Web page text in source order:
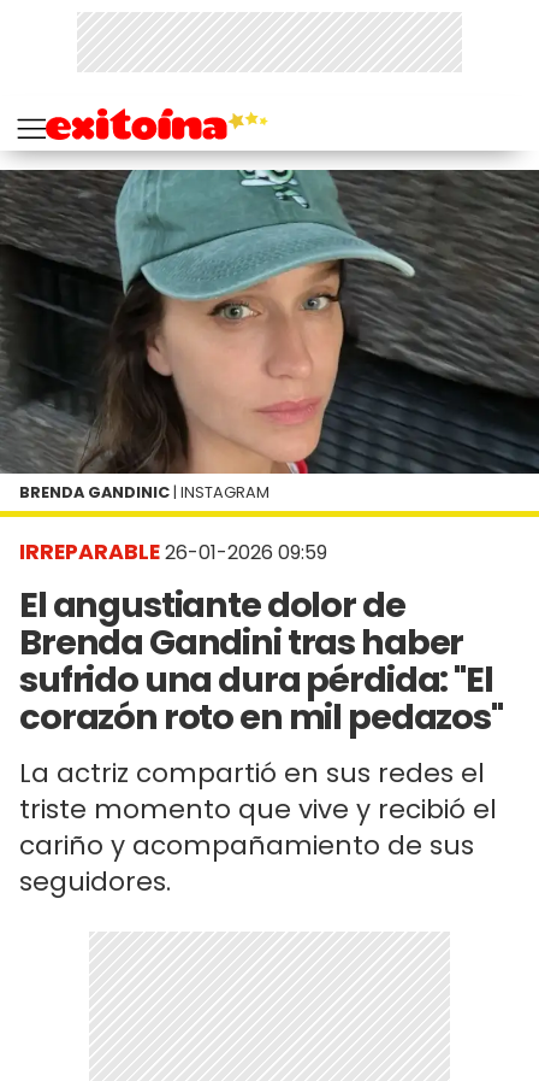
IRREPARABLE26-01-2026 09:59
El angustiante dolor de
Brenda Gandini tras haber
sufrido una dura pérdida: "El
corazón roto en mil pedazos"
La actriz compartió en sus redes el
triste momento que vive y recibió el
cariño y acompañamiento de sus
seguidores.
BRENDA GANDINIC | INSTAGRAM